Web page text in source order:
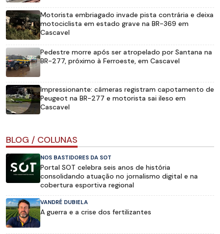
Motorista embriagado invade pista contrária e deixa
motociclista em estado grave na BR-369 em
Cascavel
Pedestre morre após ser atropelado por Santana na
BR-277, próximo à Ferroeste, em Cascavel
Impressionante: câmeras registram capotamento de
Peugeot na BR-277 e motorista sai ileso em
Cascavel
BLOG / COLUNAS
NOS BASTIDORES DA SOT
Portal SOT celebra seis anos de história
consolidando atuação no jornalismo digital e na
cobertura esportiva regional
VANDRÉ DUBIELA
A guerra e a crise dos fertilizantes